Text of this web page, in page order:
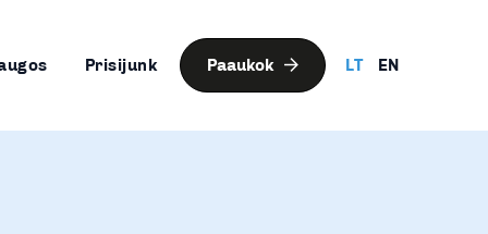
Prisijunk Paaukok LT EN